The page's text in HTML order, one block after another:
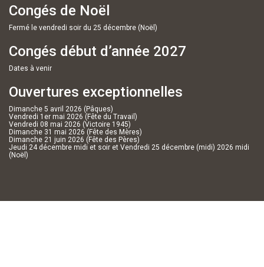
Congés de Noël
Fermé le vendredi soir du 25 décembre (Noël)
Congés début d’année 2027
Dates à venir
Ouvertures exceptionnelles
Dimanche 5 avril 2026 (Pâques)
Vendredi 1er mai 2026 (Fête du Travail)
Vendredi 08 mai 2026 (Victoire 1945)
Dimanche 31 mai 2026 (Fête des Mères)
Dimanche 21 juin 2026 (Fête des Pères)
Jeudi 24 décembre midi et soir et Vendredi 25 décembre (midi) 2026 midi
(Noël)